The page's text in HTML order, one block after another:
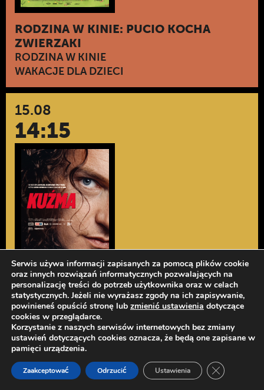
RODZINA W KINIE: PUCIO KOCHA
ZWIERZAKI
RODZINA W KINIE
WAKACJE DLA DZIECI
15.08
14:15
KUŹMA
15.08
15:20
Serwis używa informacji zapisanych za pomocą plików cookie
oraz innych rozwiązań informatycznych pozwalających na
personalizację treści do potrzeb użytkownika oraz w celach
statystycznych. Jeżeli nie wyrażasz zgody na ich zapisywanie,
powinieneś opuścić stronę lub zmienić ustawienia dotyczące
cookies w przeglądarce.
Korzystanie z naszych serwisów internetowych bez zmiany
ustawień dotyczących cookies oznacza, że będą one zapisane w
pamięci urządzenia.
Zaakceptować Odrzucić Ustawienia Zamknij